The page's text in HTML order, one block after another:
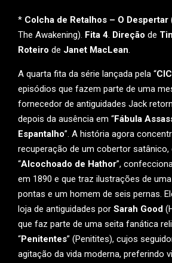
* Colcha de Retalhos – O Despertar
The Awakening). Fita 4. Direção de
Roteiro de Janet MacLean.
A quarta fita da série lançada pela “CIC
episódios que fazem parte de uma
fornecedor de antiguidades Jack
depois da ausência em “Fábula
Espantalho”. A história agora
recuperação de um cobertor
“Alcochoado de Hathor”,
em 1890 e que traz ilustrações de
pontas e um homem de seis pernas.
loja de antiguidades por Sarah Good
que faz parte de uma seita fanática
“Penitentes” (Penitites), cujos
agitação da vida moderna, preferindo